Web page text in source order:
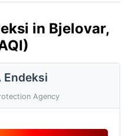
in Bjelovar,
Endeksi
Agency